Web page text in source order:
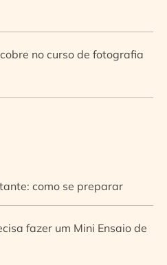
no curso de fotografia
como se preparar
fazer um Mini Ensaio de